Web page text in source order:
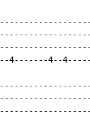
4-------4--